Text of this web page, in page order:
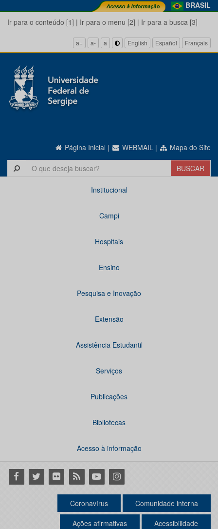
BRASIL
Ir para o conteúdo [1] | Ir para o menu [2] | Ir para a busca [3]
a+ a- a English Español Français
Página Inicial | WEBMAIL | Mapa do Site
Institucional
Campi
Hospitais
Ensino
Pesquisa e Inovação
Extensão
Assistência Estudantil
Serviços
Publicações
Bibliotecas
Acesso à informação
Facebook
Twitter Flickr RSS YoutubeInstagram
Coronavírus Comunidade interna
Ações afirmativas Acessibilidade